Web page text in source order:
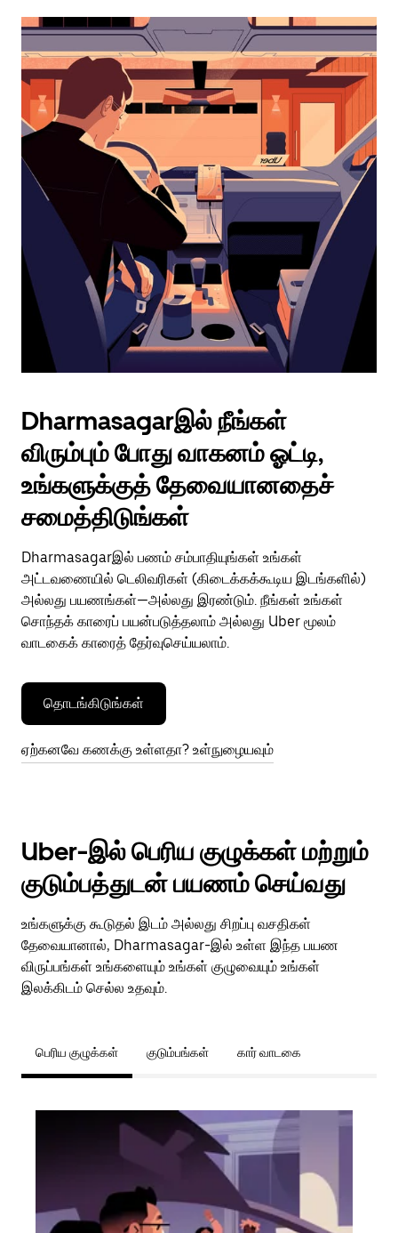
தேர்ந்தெடுக்கவும்.
மூட
எஸ்கேப்
பொத்தான்
அழுத்தவும்.
Dharmasagarஇல் நீங்கள்
விரும்பும் போது வாகனம் ஓட்டி,
உங்களுக்குத் தேவையானதைச்
சமைத்திடுங்கள்
Dharmasagarஇல் பணம் சம்பாதியுங்கள் உங்கள்
அட்டவணையில் டெலிவரிகள் (கிடைக்கக்கூடிய இடங்களில்)
அல்லது பயணங்கள்—அல்லது இரண்டும். நீங்கள் உங்கள்
சொந்தக் காரைப் பயன்படுத்தலாம் அல்லது Uber மூலம்
வாடகைக் காரைத் தேர்வுசெய்யலாம்.
தொடங்கிடுங்கள்
ஏற்கனவே கணக்கு உள்ளதா? உள்நுழையவும்
Uber-இல் பெரிய குழுக்கள் மற்றும்
குடும்பத்துடன் பயணம் செய்வது
உங்களுக்கு கூடுதல் இடம் அல்லது சிறப்பு வசதிகள்
தேவையானால், Dharmasagar-இல் உள்ள இந்த பயண
விருப்பங்கள் உங்களையும் உங்கள் குழுவையும் உங்கள்
இலக்கிடம் செல்ல உதவும்.
பெரிய குழுக்கள் குடும்பங்கள் கார் வாடகை